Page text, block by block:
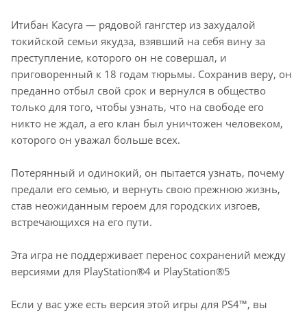
Итибан Касуга — рядовой гангстер из захудалой
токийской семьи якудза, взявший на себя вину за
преступление, которого он не совершал, и
приговоренный к 18 годам тюрьмы. Сохранив веру, он
преданно отбыл свой срок и вернулся в общество
только для того, чтобы узнать, что на свободе его
никто не ждал, а его клан был уничтожен человеком,
которого он уважал больше всех.
Потерянный и одинокий, он пытается узнать, почему
предали его семью, и вернуть свою прежнюю жизнь,
став неожиданным героем для городских изгоев,
встречающихся на его пути.
Эта игра не поддерживает перенос сохранений между
версиями для PlayStation®4 и PlayStation®5
Если у вас уже есть версия этой игры для PS4™, вы